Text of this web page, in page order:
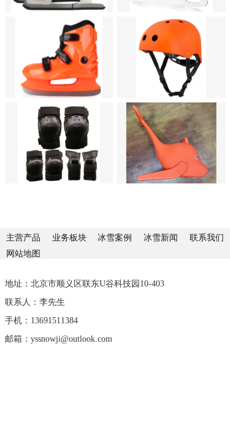
主营产品 业务板块 冰雪案例 冰雪新闻
联系我们
网站地图
地址：北京市顺义区联东U谷科技园10-403
联系人：李先生
手机：13691511384
邮箱：yssnowji@outlook.com